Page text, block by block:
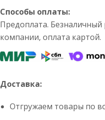
Способы оплаты:
Предоплата. Безналичный
компании, оплата картой.
Доставка:
Отгружаем товары по